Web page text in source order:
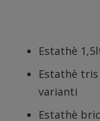
Estathè
Estathè
varianti
Estathè